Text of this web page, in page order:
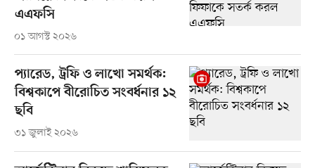
এএফসি
০১ আগস্ট ২০২৬
প্যারেড, ট্রফি ও লাখো সমর্থক:
বিশ্বকাপে বীরোচিত সংবর্ধনার ১২
ছবি
৩১ জুলাই ২০২৬